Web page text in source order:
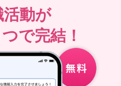
動が
つで完結！